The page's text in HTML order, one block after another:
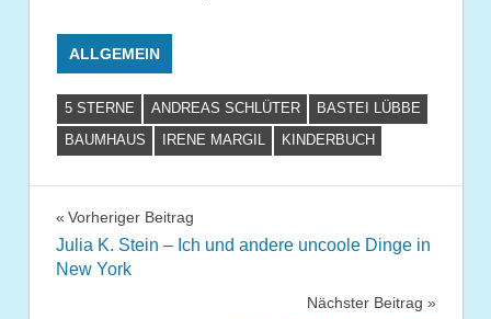
ALLGEMEIN
5 STERNE ANDREAS SCHLÜTER
BASTEI LÜBBE
BAUMHAUS
IRENE MARGIL KINDERBUCH
Beitragsnavigation
Vorheriger Beitrag
Julia K. Stein – Ich und andere uncoole Dinge in
New York
Nächster Beitrag